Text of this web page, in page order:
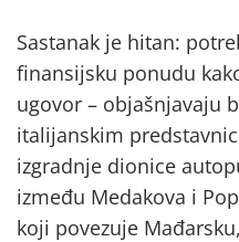
Sastanak je hitan:
finansijsku ponudu
ugovor – objašnjavaju
italijanskim
izgradnje dionice
između Medakova i
koji povezuje